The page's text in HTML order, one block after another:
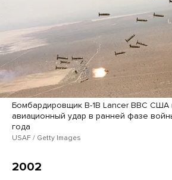
Бомбардировщик B-1B Lancer ВВС США
авиационный удар в ранней фазе
года
USAF / Getty Images
2002